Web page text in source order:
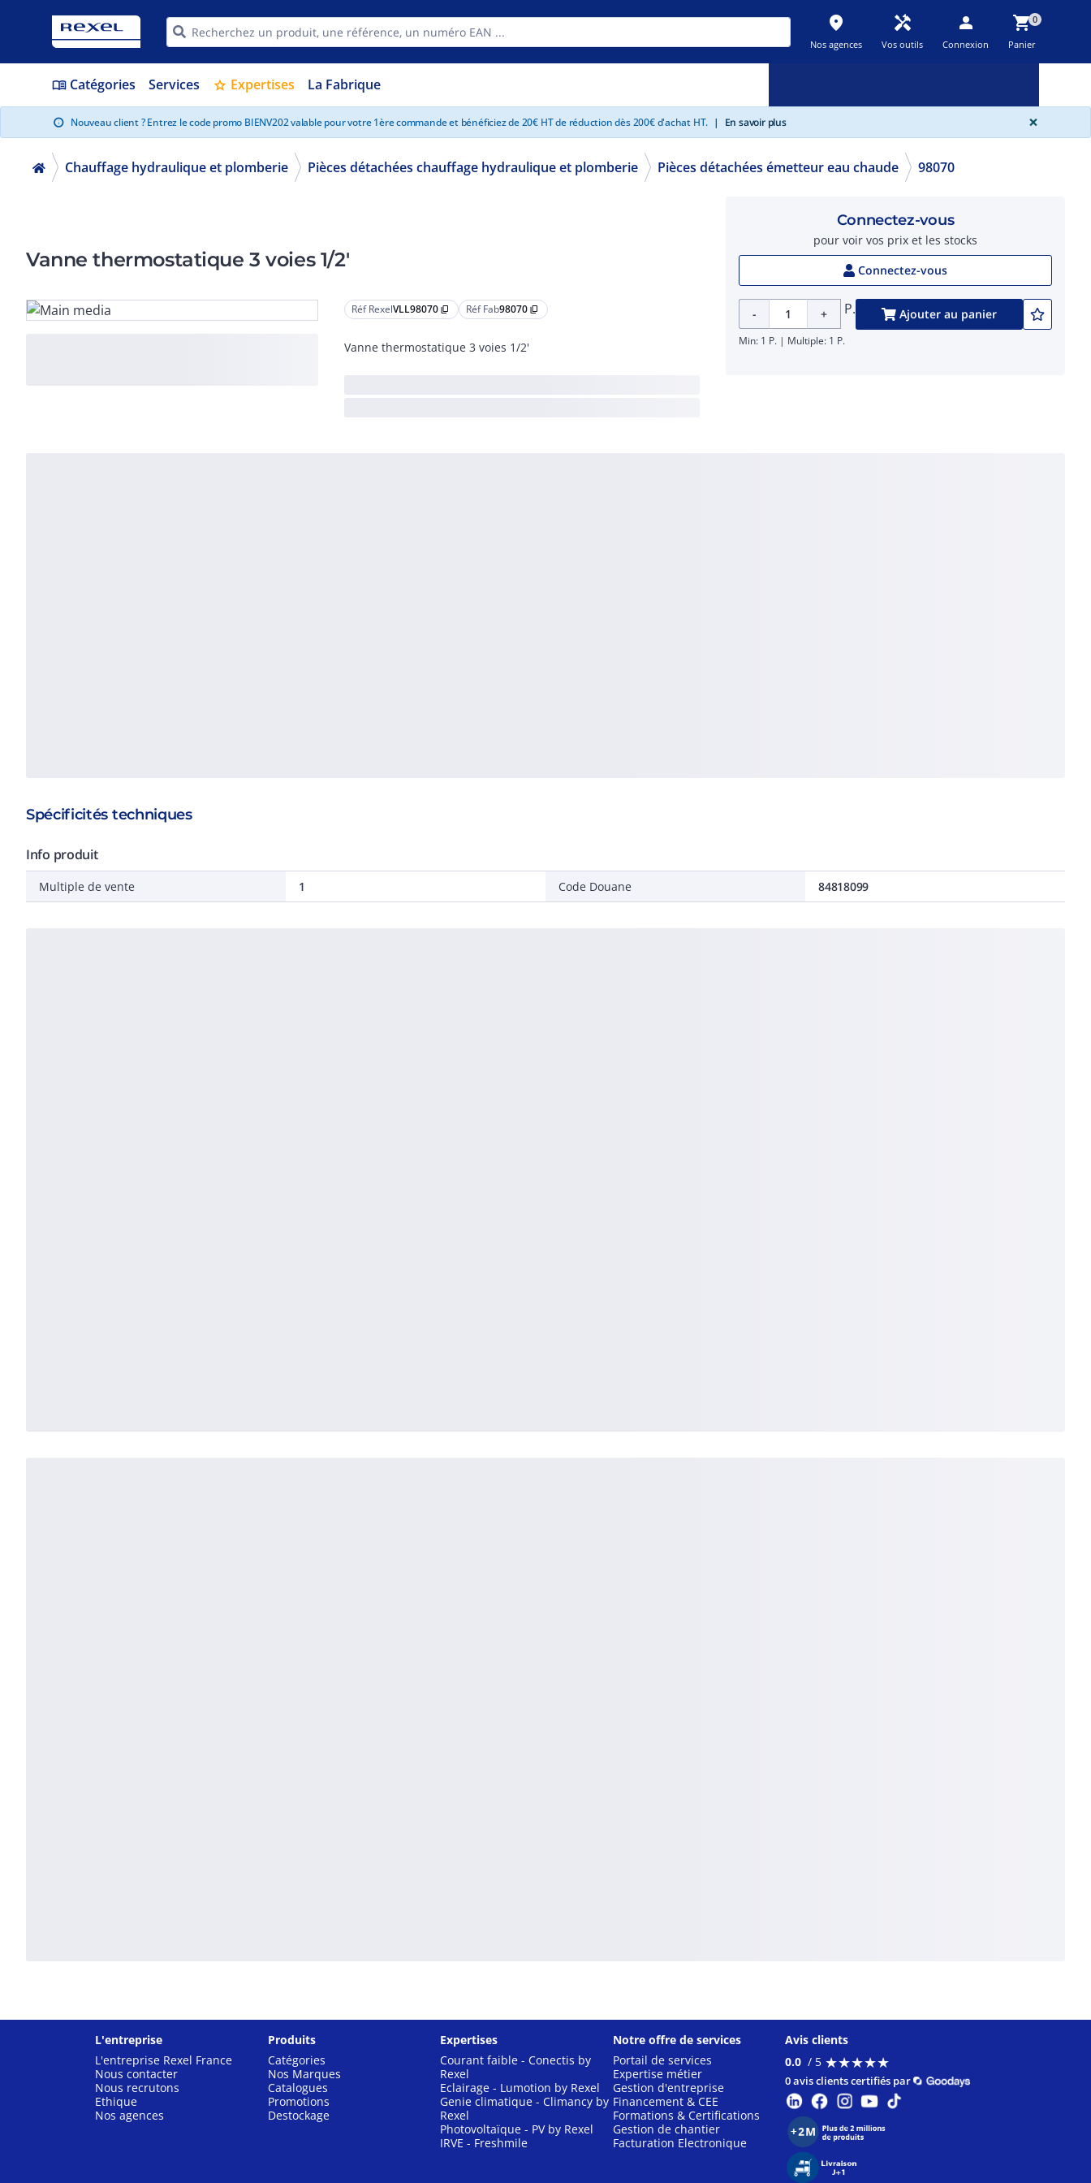
place
Nos agences
handyman
Vos outils
person
Connexion
shopping_cart0
Panier
menu_book Catégories Services star Expertises La Fabrique
info Nouveau client ? Entrez le code promo BIENV202 valable pour votre 1ère commande et bénéficiez de 20€ HT de réduction dès 200€ d'achat HT. | En savoir plus ×
Chauffage hydraulique et plomberie Pièces détachées chauffage hydraulique et plomberie Pièces détachées émetteur eau chaude 98070
Vanne thermostatique 3 voies 1/2'
Réf RexelVLL98070 content_copy Réf Fab98070 content_copy
Vanne thermostatique 3 voies 1/2'
Connectez-vous
pour voir vos prix et les stocks
Connectez-vous
- + P. Ajouter au panier
Min: 1 P. | Multiple: 1 P.
Spécificités techniques
Info produit
Multiple de vente 1 Code Douane 84818099
L'entreprise
L'entreprise Rexel France
Nous contacter
Nous recrutons
Ethique
Nos agences
Produits
Catégories
Nos Marques
Catalogues
Promotions
Destockage
Expertises
Courant faible - Conectis by
Rexel
Eclairage - Lumotion by Rexel
Genie climatique - Climancy by
Rexel
Photovoltaïque - PV by Rexel
IRVE - Freshmile
Notre offre de services
Portail de services
Expertise métier
Gestion d'entreprise
Financement & CEE
Formations & Certifications
Gestion de chantier
Facturation Electronique
Avis clients
0.0 / 5 ★★★★★
★★★★★
0 avis clients certifiés par